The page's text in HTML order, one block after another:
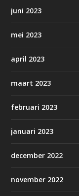
juni 2023
mei 2023
april 2023
maart 2023
februari 2023
januari 2023
december 2022
november 2022